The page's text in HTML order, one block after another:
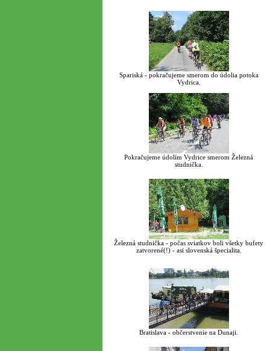
Spariská - pokračujeme smerom do údolia potoka
Vydrica.
Pokračujeme údolím Vydrice smerom Železná
studnička.
Železná studnička - počas sviatkov boli všetky bufety
zatvorené(!) - asi slovenská špecialita.
Bratislava - občerstvenie na Dunaji.